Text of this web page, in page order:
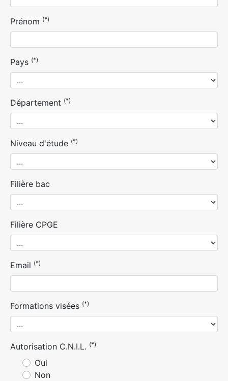
Prénom (*)
Pays (*)
Département (*)
Niveau d'étude (*)
Filière bac
Filière CPGE
Email (*)
Formations visées (*)
Autorisation C.N.I.L. (*)
Oui
Non